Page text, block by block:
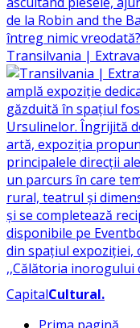
Transilvania |
CapitalCultural.